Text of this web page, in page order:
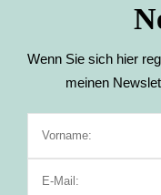
Wenn Sie sich hier
meinen